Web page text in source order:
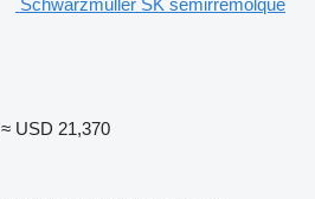
Schwarzmüller SK semirremolque
≈ USD 21,370